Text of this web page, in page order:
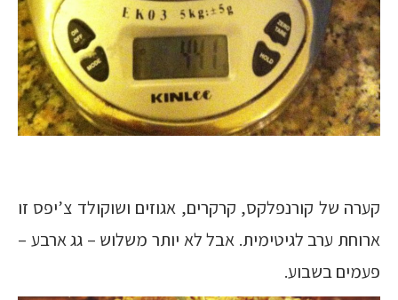
קערה של קורנפלקס, קרקרים, אגוזים ושוקולד צ’יפס זו
ארוחת ערב לגיטימית. אבל לא יותר משלוש – גג ארבע –
פעמים בשבוע.